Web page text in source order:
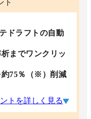
ト
ドラフトの自動
までワンクリッ
約75％（※）削減
トを詳しく見る